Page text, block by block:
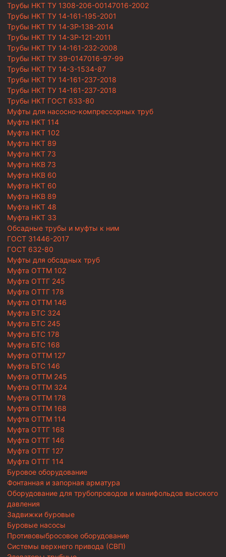
Трубы НКТ ТУ 1308-206-00147016-2002
Трубы НКТ ТУ 14-161-195-2001
Трубы НКТ ТУ 14-3Р-138-2014
Трубы НКТ ТУ 14-3Р-121-2011
Трубы НКТ ТУ 14-161-232-2008
Трубы НКТ ТУ 39-0147016-97-99
Трубы НКТ ТУ 14-3-1534-87
Трубы НКТ ТУ 14-161-237-2018
Трубы НКТ ТУ 14-161-237-2018
Трубы НКТ ГОСТ 633-80
Муфты для насосно-компрессорных труб
Муфта НКТ 114
Муфта НКТ 102
Муфта НКТ 89
Муфта НКТ 73
Муфта НКВ 73
Муфта НКВ 60
Муфта НКТ 60
Муфта НКВ 89
Муфта НКТ 48
Муфта НКТ 33
Обсадные трубы и муфты к ним
ГОСТ 31446-2017
ГОСТ 632-80
Муфты для обсадных труб
Муфта ОТТМ 102
Муфта ОТТГ 245
Муфта ОТТГ 178
Муфта ОТТМ 146
Муфта БТС 324
Муфта БТС 245
Муфта БТС 178
Муфта БТС 168
Муфта ОТТМ 127
Муфта БТС 146
Муфта ОТТМ 245
Муфта ОТТМ 324
Муфта ОТТМ 178
Муфта ОТТМ 168
Муфта ОТТМ 114
Муфта ОТТГ 168
Муфта ОТТГ 146
Муфта ОТТГ 127
Муфта ОТТГ 114
Буровое оборудование
Фонтанная и запорная арматура
Оборудование для трубопроводов и манифольдов высокого
давления
Задвижки буровые
Буровые насосы
Противовыбросовое оборудование
Системы верхнего привода (СВП)